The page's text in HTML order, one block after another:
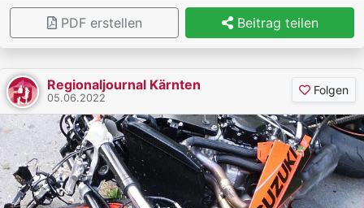
aggressiver Weise auf den Fahrradfahrer ein. Zeugen
versuchten noch dem am Boden liegenden Mann zu
helfen, allerdings konnten diese aufgrund der
vorherrschenden Aggressivität nichts ausrichten.
Danach flüchtete der Täter in den angrenzenden Wald
in Richtung Mandling. Der Radfahrer wurde mit
schweren Verletzungen (mehrere Knochenbrüche) in
das Krankenhaus Schladming verbracht.
Eine sofort eingeleitete Fahndung, bei der sich
mehrere Polizeistreifen, Diensthundestreifen und auch
PDF erstellen Beitrag teilen
Regionaljournal Kärnten
05.06.2022
Folgen